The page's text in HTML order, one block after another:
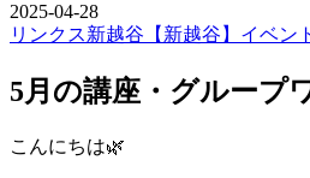
2025-04-28
リンクス新越谷 【新越谷】イベン
5月の講座・グループ
こんにちは🌿